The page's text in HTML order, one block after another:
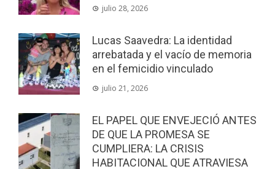
julio 28, 2026
Lucas Saavedra: La identidad
arrebatada y el vacío de memoria
en el femicidio vinculado
julio 21, 2026
EL PAPEL QUE ENVEJECIÓ ANTES
DE QUE LA PROMESA SE
CUMPLIERA: LA CRISIS
HABITACIONAL QUE ATRAVIESA